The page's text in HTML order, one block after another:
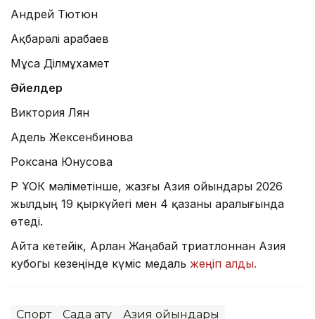
Андрей Тютюн
Ақбарәлі Қарабаев
Мұса Ділмұхамет
Әйелдер
Виктория Лян
Адель Жексенбинова
Роксана Юнусова
ҚР ҰОК мәліметінше, жазғы Азия ойындары 2026
жылдың 19 қыркүйегі мен 4 қазаны аралығында
өтеді.
Айта кетейік, Арлан Жаңабай триатлоннан Азия
кубогы кезеңінде күміс медаль жеңіп алды.
Спорт Садақ ату Азия ойындары